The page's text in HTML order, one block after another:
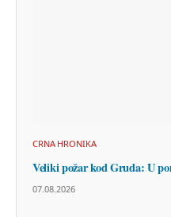
CRNA HRONIKA
Veliki požar kod Gruda: U
07.08.2026